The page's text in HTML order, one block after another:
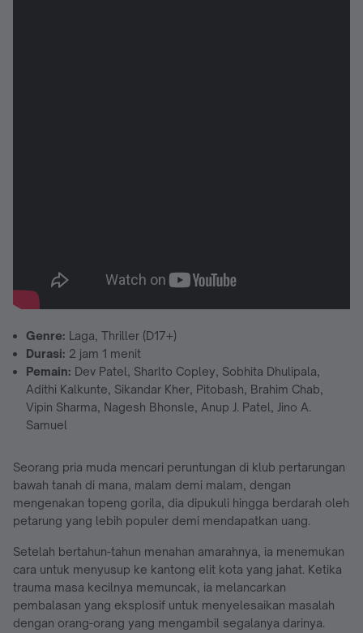
Genre: Laga, Thriller (D17+)
Durasi: 2 jam 1 menit
Pemain: Dev Patel, Sharlto Copley, Sobhita Dhulipala,
Adithi Kalkunte, Sikandar Kher, Pitobash, Brahim Chab,
Vipin Sharma, Nagesh Bhonsle, Anup J. Patel, Jino A.
Samuel
Seorang pria muda mencari peruntungan di klub pertarungan
bawah tanah di mana, malam demi malam, dengan
mengenakan topeng gorila, dia dipukuli hingga berdarah oleh
petarung yang lebih populer demi mendapatkan uang.
Setelah bertahun-tahun menahan amarahnya, ia menemukan
cara untuk menyusup ke kantong elit kota yang jahat. Ketika
trauma masa kecilnya memuncak, ia melancarkan
pembalasan yang eksplosif untuk menyelesaikan masalah
dengan orang-orang yang mengambil segalanya darinya.